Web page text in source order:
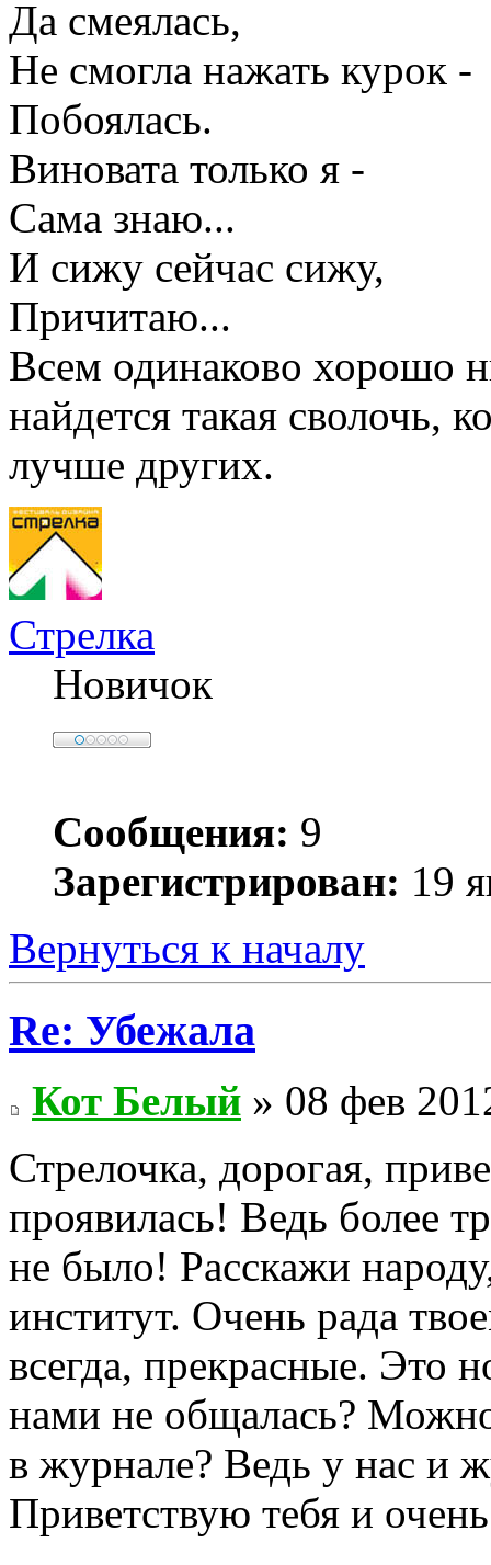
Да смеялась,
Не смогла нажать курок -
Побоялась.
Виновата только я -
Сама знаю...
И сижу сейчас сижу,
Причитаю...
Всем одинаково хорошо
найдется такая сволочь,
лучше других.
Стрелка
Новичок
Сообщения: 9
Зарегистрирован: 19
Вернуться к началу
Re: Убежала
Кот Белый » 08 фев
Стрелочка, дорогая,
проявилась! Ведь более
не было! Расскажи
институт. Очень рада
всегда, прекрасные. Это
нами не общалась?
в журнале? Ведь у нас и
Приветствую тебя и